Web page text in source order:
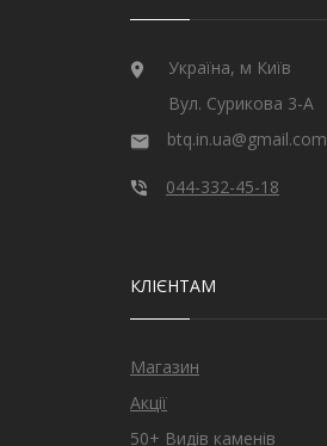
Україна, м Київ
Вул. Сурикова 3-А
btq.in.ua@gmail.com
044-332-45-18
КЛІЄНТАМ
Магазин
Акції
50+ Видів каменів